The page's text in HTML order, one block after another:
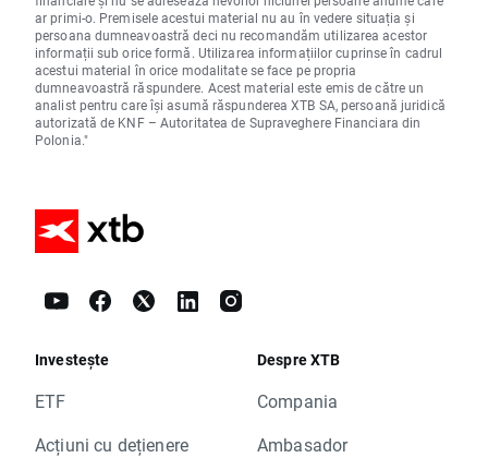
ar primi-o. Premisele acestui material nu au în vedere situația și
persoana dumneavoastră deci nu recomandăm utilizarea acestor
informații sub orice formă. Utilizarea informațiilor cuprinse în cadrul
acestui material în orice modalitate se face pe propria
dumneavoastră răspundere. Acest material este emis de către un
analist pentru care își asumă răspunderea XTB SA, persoană juridică
autorizată de KNF – Autoritatea de Supraveghere Financiara din
Polonia."
Investește
ETF
Acțiuni cu dețienere
Despre XTB
Compania
Ambasador